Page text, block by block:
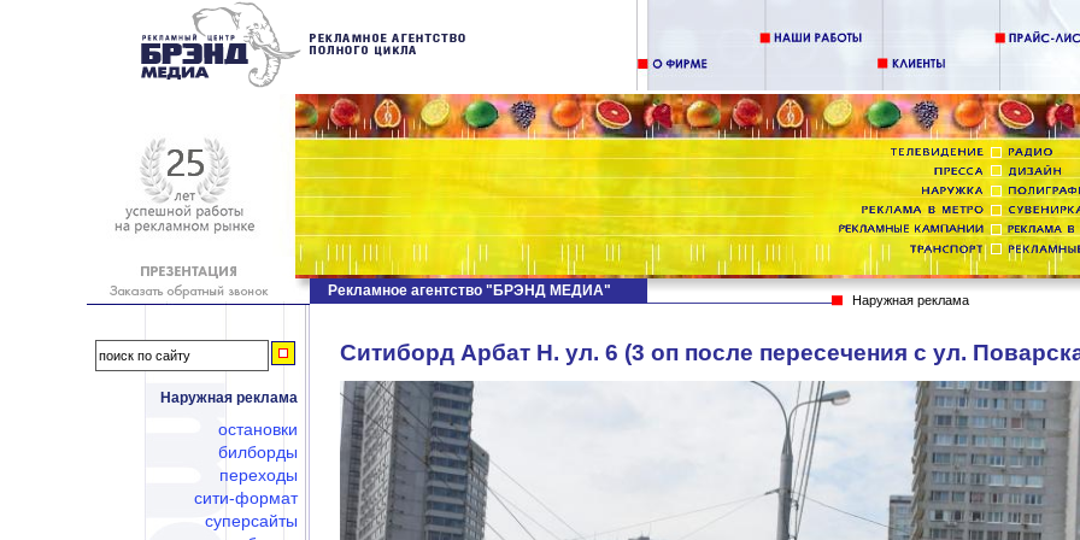
Наружная реклама
остановки
билборды
переходы
сити-формат
суперсайты
Рекламное агентство "БРЭНД МЕДИА"
Наружная реклама
Ситиборд Арбат Н. ул. 6 (3 оп после пересечения с ул.